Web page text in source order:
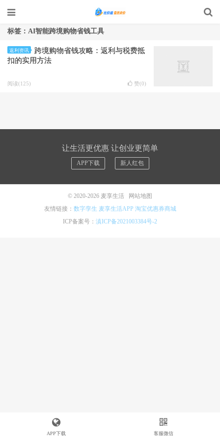
标签：AI智能跨境购物省钱工具
返利资讯
跨境购物省钱攻略：返利与税费抵
扣的实用方法
阅读(125) 赞(0)
让生活更优惠 让创业更简单
APP下载 新人红包
© 2020-2026 麦享生活
网站地图
友情链接： 数字孪生 麦享生活APP 淘宝优惠券商城
ICP备案号： 滇ICP备2021003384号-2
APP下载 客服微信